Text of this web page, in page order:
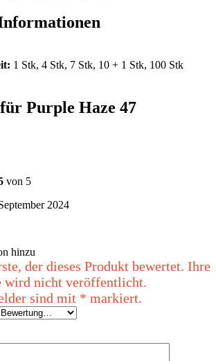
1 Stk, 4 Stk, 7 Stk, 10 + 1 Stk, 100 Stk
für Purple Haze 47
von 5
2024
hinzu